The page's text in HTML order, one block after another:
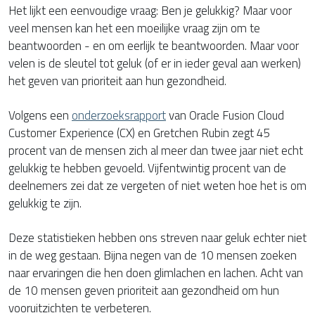
Het lijkt een eenvoudige vraag: Ben je gelukkig? Maar voor
veel mensen kan het een moeilijke vraag zijn om te
beantwoorden - en om eerlijk te beantwoorden. Maar voor
velen is de sleutel tot geluk (of er in ieder geval aan werken)
het geven van prioriteit aan hun gezondheid.
Volgens een onderzoeksrapportvan Oracle Fusion Cloud
Customer Experience (CX) en Gretchen Rubin zegt 45
procent van de mensen zich al meer dan twee jaar niet echt
gelukkig te hebben gevoeld. Vijfentwintig procent van de
deelnemers zei dat ze vergeten of niet weten hoe het is om
gelukkig te zijn.
Deze statistieken hebben ons streven naar geluk echter niet
in de weg gestaan. Bijna negen van de 10 mensen zoeken
naar ervaringen die hen doen glimlachen en lachen. Acht van
de 10 mensen geven prioriteit aan gezondheid om hun
vooruitzichten te verbeteren.